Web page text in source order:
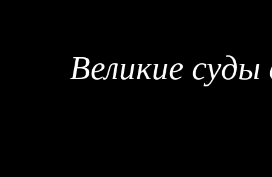
Великие